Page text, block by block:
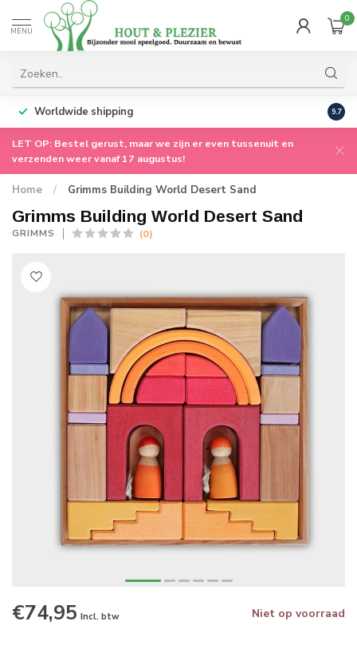
MENU
0
Worldwide shipping 9.7
LET OP: Bestel gerust, maar we zijn er even tussenuit en
verzenden weer vanaf 17 augustus!
Home / Grimms Building World Desert Sand
Grimms Building World Desert Sand
GRIMMS (0)
€74,95 Incl. btw Niet op voorraad